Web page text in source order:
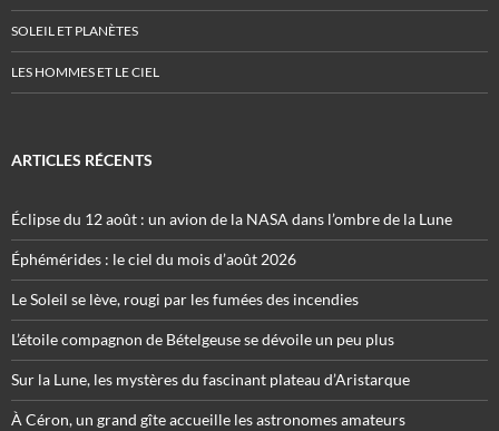
SOLEIL ET PLANÈTES
LES HOMMES ET LE CIEL
ARTICLES RÉCENTS
Éclipse du 12 août : un avion de la NASA dans l’ombre de la Lune
Éphémérides : le ciel du mois d’août 2026
Le Soleil se lève, rougi par les fumées des incendies
L’étoile compagnon de Bételgeuse se dévoile un peu plus
Sur la Lune, les mystères du fascinant plateau d’Aristarque
À Céron, un grand gîte accueille les astronomes amateurs